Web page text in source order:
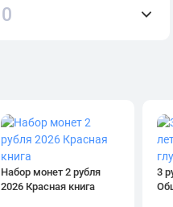
0
Набор монет 2 рубля
2026 Красная книга
3